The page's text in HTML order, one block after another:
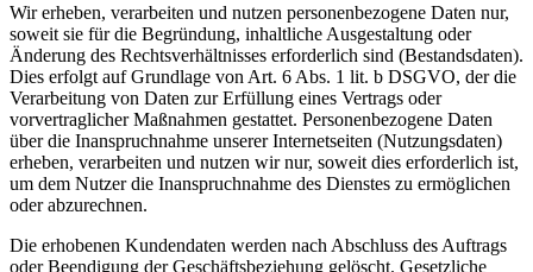
Wir erheben, verarbeiten und nutzen personenbezogene Daten nur,
soweit sie für die Begründung, inhaltliche Ausgestaltung oder
Änderung des Rechtsverhältnisses erforderlich sind (Bestandsdaten).
Dies erfolgt auf Grundlage von Art. 6 Abs. 1 lit. b DSGVO, der die
Verarbeitung von Daten zur Erfüllung eines Vertrags oder
vorvertraglicher Maßnahmen gestattet. Personenbezogene Daten
über die Inanspruchnahme unserer Internetseiten (Nutzungsdaten)
erheben, verarbeiten und nutzen wir nur, soweit dies erforderlich ist,
um dem Nutzer die Inanspruchnahme des Dienstes zu ermöglichen
oder abzurechnen.
Die erhobenen Kundendaten werden nach Abschluss des Auftrags
oder Beendigung der Geschäftsbeziehung gelöscht. Gesetzliche